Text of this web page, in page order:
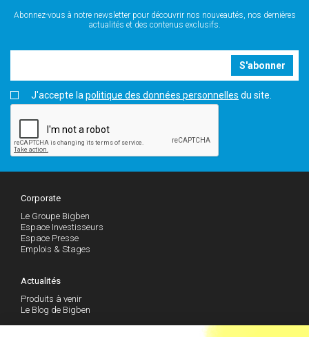
Abonnez-vous à notre newsletter pour découvrir nos nouveautés, nos dernières
actualités et des contenus exclusifs.
S'abonner
J'accepte la politique des données personnelles du site.
Corporate
Le Groupe Bigben
Espace Investisseurs
Espace Presse
Emplois & Stages
Actualités
Produits à venir
Le Blog de Bigben